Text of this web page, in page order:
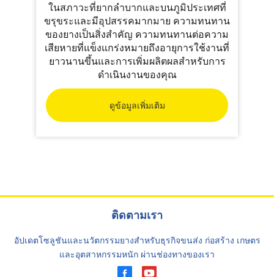
ในสภาวะที่ยากลำบากและบนภูมิประเทศที่
ขรุขระและมีอุปสรรคมากมาย ความทนทาน
ของยางเป็นสิ่งสำคัญ ความทนทานต่อความ
เสียหายที่แข็งแกร่งหมายถึงอายุการใช้งานที่
ยาวนานขึ้นและการเพิ่มผลิตผลสำหรับการ
ดำเนินงานของคุณ
ดูข้อมูลเพิ่มเติม
ติดตามเรา
อัปเดตโซลูชันและนวัตกรรมยางสำหรับธุรกิจขนส่ง ก่อสร้าง เกษตร
และอุตสาหกรรมหนัก ผ่านช่องทางของเรา